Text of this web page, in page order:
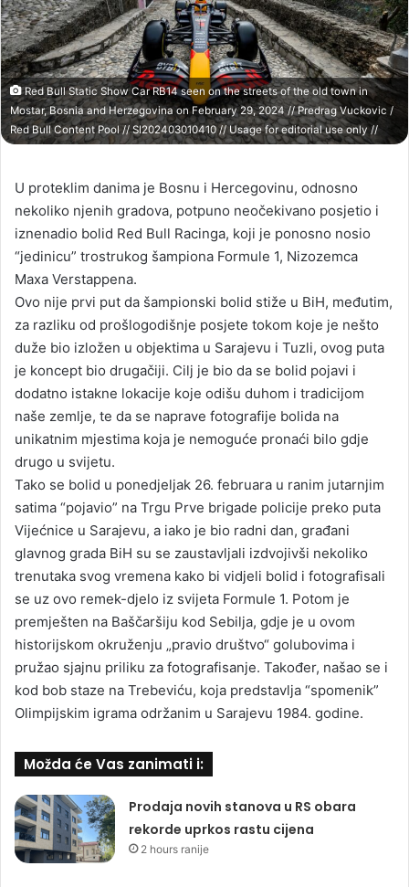
Red Bull Static Show Car RB14 seen on the streets of the old town in
Mostar, Bosnia and Herzegovina on February 29, 2024 // Predrag Vuckovic /
Red Bull Content Pool // SI202403010410 // Usage for editorial use only //
U proteklim danima je Bosnu i Hercegovinu, odnosno
nekoliko njenih gradova, potpuno neočekivano posjetio i
iznenadio bolid Red Bull Racinga, koji je ponosno nosio
“jedinicu” trostrukog šampiona Formule 1, Nizozemca
Maxa Verstappena.
Ovo nije prvi put da šampionski bolid stiže u BiH, međutim,
za razliku od prošlogodišnje posjete tokom koje je nešto
duže bio izložen u objektima u Sarajevu i Tuzli, ovog puta
je koncept bio drugačiji. Cilj je bio da se bolid pojavi i
dodatno istakne lokacije koje odišu duhom i tradicijom
naše zemlje, te da se naprave fotografije bolida na
unikatnim mjestima koja je nemoguće pronaći bilo gdje
drugo u svijetu.
Tako se bolid u ponedjeljak 26. februara u ranim jutarnjim
satima “pojavio” na Trgu Prve brigade policije preko puta
Vijećnice u Sarajevu, a iako je bio radni dan, građani
glavnog grada BiH su se zaustavljali izdvojivši nekoliko
trenutaka svog vremena kako bi vidjeli bolid i fotografisali
se uz ovo remek-djelo iz svijeta Formule 1. Potom je
premješten na Baščaršiju kod Sebilja, gdje je u ovom
historijskom okruženju „pravio društvo“ golubovima i
pružao sjajnu priliku za fotografisanje. Također, našao se i
kod bob staze na Trebeviću, koja predstavlja “spomenik”
Olimpijskim igrama održanim u Sarajevu 1984. godine.
Možda će Vas zanimati i:
Prodaja novih stanova u RS obara
rekorde uprkos rastu cijena
2 hours ranije